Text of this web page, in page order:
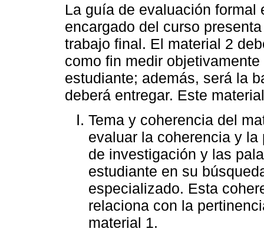
La guía de evaluación
encargado del curso
trabajo final. El material 2
como fin medir
estudiante; además, será la
deberá entregar. Este
Tema y coherencia del
evaluar la coherencia y
de investigación y las
estudiante en su
especializado. Esta
relaciona con la
material 1.